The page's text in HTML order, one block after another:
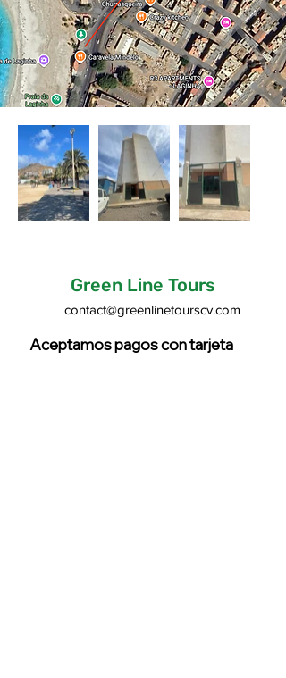
Green Line Tours
contact@greenlinetourscv.com
Aceptamos pagos con tarjeta